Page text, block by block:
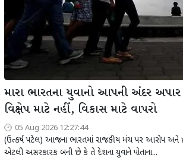
મારા ભારતના યુવાનો આપની અંદર
વિક્ષેપ માટે નહીં, વિકાસ માટે વાપરો
05 Aug 2026 12:27:44
(ઉત્કર્ષ પટેલ) આજના ભારતમાં રાજકીય મંચ પર આરોપ અને
એટલી અસરકારક બની છે કે તે દેશના યુવાને પોતાના...